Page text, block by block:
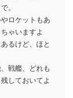
。
ロケットもあ
ゃいますよ
るけど、ほと
戦艦、どれも
しておいてよ